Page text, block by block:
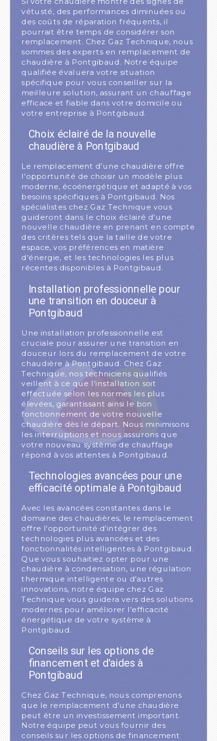
vétusté, des performances diminuées ou
des coûts de réparation fréquents, il
pourrait être temps de considérer son
remplacement. Chez Gaz Technique, nous
sommes des experts en remplacement de
chaudière à Pontgibaud. Notre équipe
qualifiée évaluera votre situation
spécifique pour vous conseiller sur la
meilleure solution, assurant un chauffage
efficace et fiable dans votre domicile ou
votre entreprise à Pontgibaud.
Choix éclairé de la nouvelle
chaudière à Pontgibaud
Le remplacement d'une chaudière offre
l'opportunité de choisir un modèle plus
moderne, écoénergétique et adapté à vos
besoins spécifiques à Pontgibaud. Nos
spécialistes chez Gaz Technique vous
guideront dans le choix éclairé d'une
nouvelle chaudière en prenant en compte
des critères tels que la taille de votre
espace, vos préférences en matière
d'énergie, et les technologies les plus
récentes disponibles à Pontgibaud.
Installation professionnelle pour
une transition en douceur à
Pontgibaud
Une installation professionnelle est
cruciale pour assurer une transition en
douceur lors du remplacement de votre
chaudière à Pontgibaud. Chez Gaz
Technique, nos techniciens qualifiés
veillent à ce que l'installation soit
effectuée selon les normes les plus
élevées, garantissant ainsi le bon
fonctionnement de votre nouvelle
chaudière dès le départ. Nous minimisons
les interruptions et nous assurons que
votre nouveau système de chauffage
répond à vos attentes à Pontgibaud.
Technologies avancées pour une
efficacité optimale à Pontgibaud
Avec les avancées constantes dans le
domaine des chaudières, le remplacement
offre l'opportunité d'intégrer des
technologies plus avancées et des
fonctionnalités intelligentes à Pontgibaud.
Que vous souhaitiez opter pour une
chaudière à condensation, une régulation
thermique intelligente ou d'autres
innovations, notre équipe chez Gaz
Technique vous guidera vers des solutions
modernes pour améliorer l'efficacité
énergétique de votre système à
Pontgibaud.
Conseils sur les options de
financement et d'aides à
Pontgibaud
Chez Gaz Technique, nous comprenons
que le remplacement d'une chaudière
peut être un investissement important.
Notre équipe peut vous fournir des
conseils sur les options de financement